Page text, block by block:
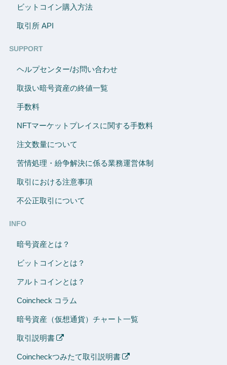
ビットコイン購入方法
取引所 API
SUPPORT
ヘルプセンター/お問い合わせ
取扱い暗号資産の終値一覧
手数料
NFTマーケットプレイスに関する手数料
注文数量について
苦情処理・紛争解決に係る業務運営体制
取引における注意事項
不公正取引について
INFO
暗号資産とは？
ビットコインとは？
アルトコインとは？
Coincheck コラム
暗号資産（仮想通貨）チャート一覧
取引説明書
Coincheckつみたて取引説明書